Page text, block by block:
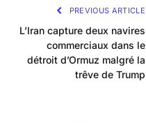
PREVIOUS ARTICLE
L’Iran capture deux navires
commerciaux dans le
détroit d’Ormuz malgré la
trêve de Trump